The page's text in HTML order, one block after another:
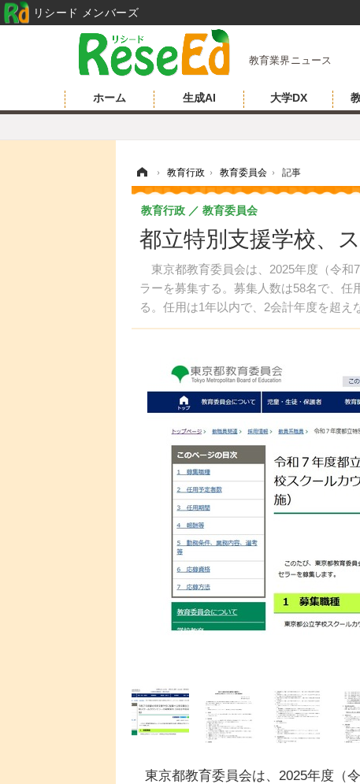
教育業界ニュース
ホーム 生成AI 大学DX
› 教育行政 › 教育委員会 › 記事
都立特別支援学校、
東京都教育委員会は、2025年度（令和
ラーを募集する。募集人数は58名で、任
る。任用は1年以内で、2会計年度を超
募によらない再度任用が可能である。
教育行政 教育委員会
東京都教育委員会は、2025年度（
リシード メンバーズ